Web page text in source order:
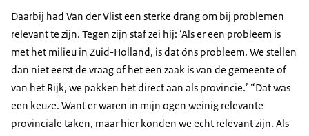
Daarbij had Van der Vlist een sterke drang om bij problemen
relevant te zijn. Tegen zijn staf zei hij: ‘Als er een probleem is
met het milieu in Zuid-Holland, is dat óns probleem. We stellen
dan niet eerst de vraag of het een zaak is van de gemeente of
van het Rijk, we pakken het direct aan als provincie.’ “Dat was
een keuze. Want er waren in mijn ogen weinig relevante
provinciale taken, maar hier konden we echt relevant zijn. Als